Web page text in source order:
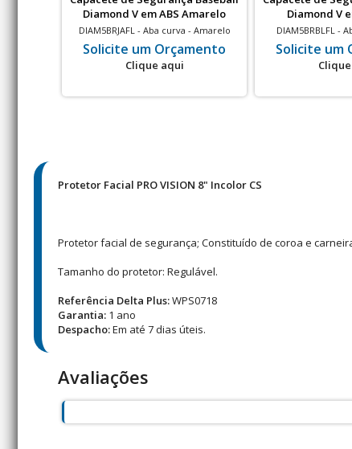
Diamond V em ABS Amarelo
Fluorescente
DIAM5BRJAFL - Aba curva - Amarelo
Fluorescente - Isolamento elétrico - 20
un
Solicite um Orçamento
Clique aqui
Diamond V
DIAM5BRBLFL -
Isolamento
Solicite um
Protetor Facial PRO VISION 8" Incolor CS
Protetor facial de segurança; Constituído de coroa e
Tamanho do protetor: Regulável.
Referência Delta Plus:WPS0718
Garantia: 1 ano
Despacho:Em até 7 dias úteis.
Avaliações